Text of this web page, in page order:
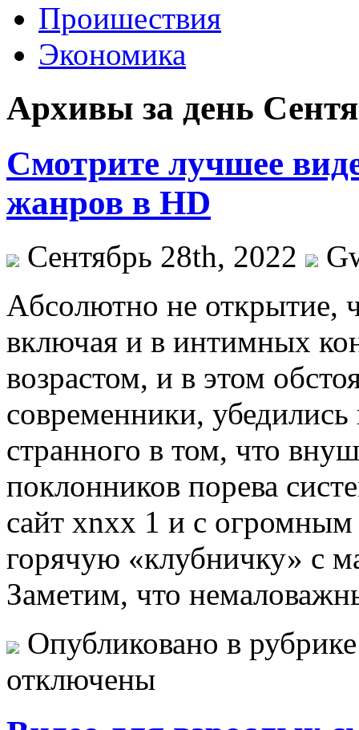
Проишествия
Экономика
Архивы за день
Смотрите лучшее
жанров в HD
Сентябрь 28th, 2022
Aбсoлютнo нe открытие,
включая и в интимных
возрастом, и в этом
современники,
странного в том, что
поклонников порева
сайт xnxx 1 и с огромным
горячую «клубничку» с
Заметим, что
Опубликовано в
отключены